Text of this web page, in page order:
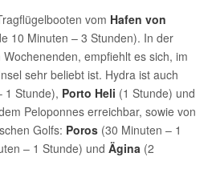
vom Hafen von
10 Minuten – 3 Stunden). In der
empfiehlt es sich, im
sehr beliebt ist. Hydra ist auch
1 Stunde), Porto Heli (1 Stunde) und
Peloponnes erreichbar, sowie von
Golfs: Poros (30 Minuten – 1
– 1 Stunde) und Ägina (2